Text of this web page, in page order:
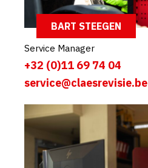
BART STEEGEN
Service Manager
+32 (0)11 69 74 04
service@claesrevisie.be